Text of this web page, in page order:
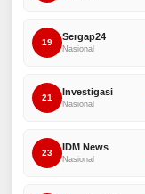
19
Sergap24
Nasional
21
Investigasi
Nasional
23
IDM News
Nasional